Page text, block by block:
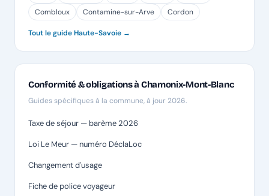
Combloux
Contamine-sur-Arve Cordon
Tout le guide Haute-Savoie →
Conformité & obligations à Chamonix-Mont-Blanc
Guides spécifiques à la commune, à jour 2026.
Taxe de séjour — barème 2026
Loi Le Meur — numéro DéclaLoc
Changement d'usage
Fiche de police voyageur